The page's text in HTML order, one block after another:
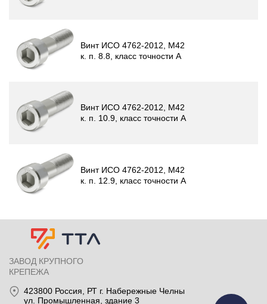
Винт ИСО 4762-2012, М42
к. п. 8.8, класс точности A
Винт ИСО 4762-2012, М42
к. п. 10.9, класс точности A
Винт ИСО 4762-2012, М42
к. п. 12.9, класс точности A
ЗАВОД КРУПНОГО
КРЕПЕЖА
423800 Россия , РТ г. Набережные Челны
ул. Промышленная, здание 3